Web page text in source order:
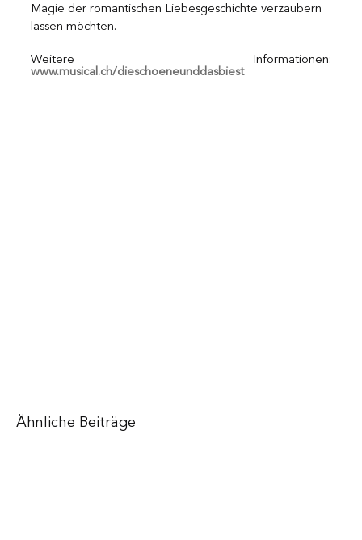
Magie der romantischen Liebesgeschichte verzaubern
lassen möchten.
www.musical.ch/dieschoeneunddasbiest
Ähnliche Beiträge